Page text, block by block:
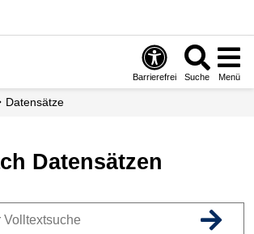
Barrierefrei Suche Menü
Datensätze
Datensätzen